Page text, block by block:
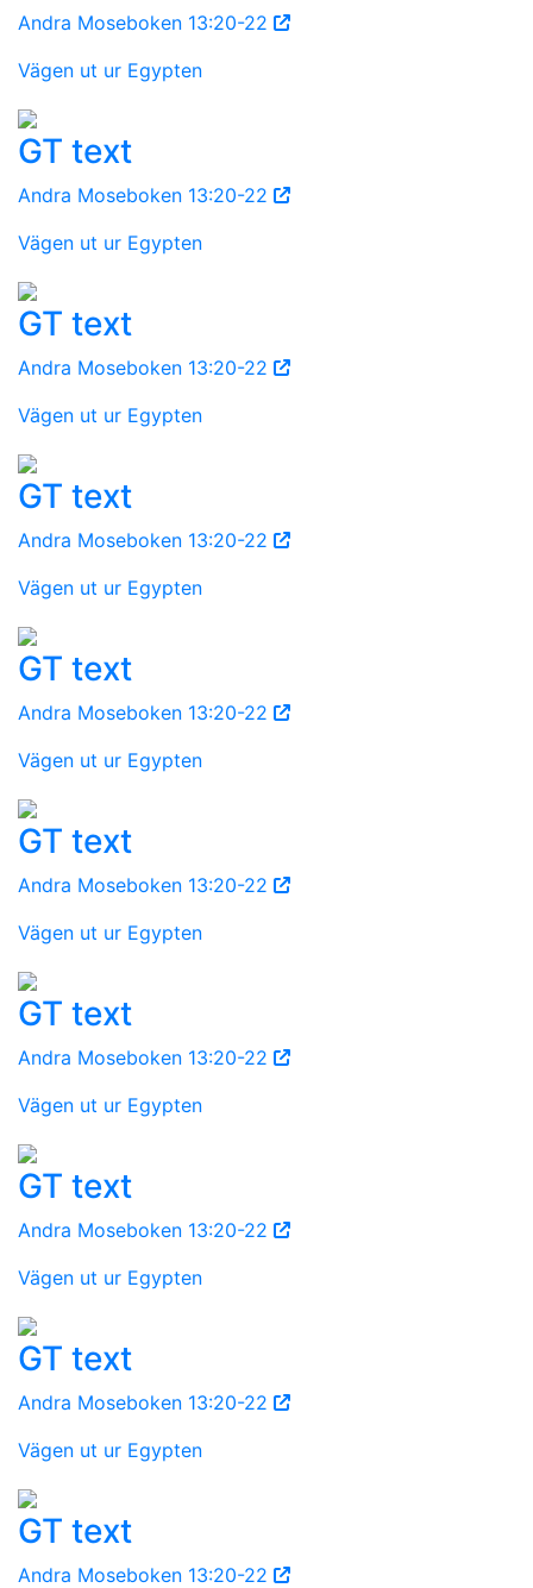
Andra Moseboken 13:20-22
Vägen ut ur Egypten
GT text
Andra Moseboken 13:20-22
Vägen ut ur Egypten
GT text
Andra Moseboken 13:20-22
Vägen ut ur Egypten
GT text
Andra Moseboken 13:20-22
Vägen ut ur Egypten
GT text
Andra Moseboken 13:20-22
Vägen ut ur Egypten
GT text
Andra Moseboken 13:20-22
Vägen ut ur Egypten
GT text
Andra Moseboken 13:20-22
Vägen ut ur Egypten
GT text
Andra Moseboken 13:20-22
Vägen ut ur Egypten
GT text
Andra Moseboken 13:20-22
Vägen ut ur Egypten
GT text
Andra Moseboken 13:20-22